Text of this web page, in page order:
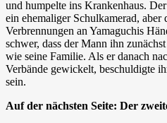
und humpelte ins Krankenhaus.
ein ehemaliger Schulkamerad, aber
Verbrennungen an Yamaguchis
schwer, dass der Mann ihn
wie seine Familie. Als er danach
Verbände gewickelt, beschuldigte
sein.
Auf der nächsten Seite: Der